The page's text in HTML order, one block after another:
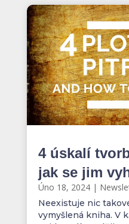
4 úskalí
jak se jim
Úno 18, 2024|
Neexistuje nic
vymyšlená kniha. V